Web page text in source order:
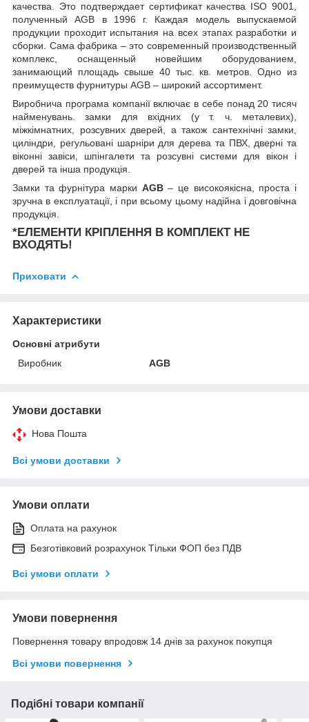
качества. Это подтверждает сертификат качества ISO 9001,
полученный AGB в 1996 г. Каждая модель выпускаемой
продукции проходит испытания на всех этапах разработки и
сборки. Сама фабрика – это современный производственный
комплекс, оснащенный новейшим оборудованием,
занимающий площадь свыше 40 тыс. кв. метров. Одно из
преимуществ фурнитуры AGB – широкий ассортимент.
Виробнича програма компанії включає в себе понад 20 тисяч
найменувань. замки для вхідних (у т. ч. металевих),
міжкімнатних, розсувних дверей, а також сантехнічні замки,
циліндри, регульовані шарніри для дерева та ПВХ, дверні та
віконні завіси, шпінгалети та розсувні системи для вікон і
дверей та інша продукція.
Замки та фурнітура марки AGB– це високоякісна, проста і
зручна в експлуатації, і при всьому цьому надійна і довговічна
продукція.
*ЕЛЕМЕНТИ КРІПЛЕННЯ В КОМПЛЕКТ НЕ
ВХОДЯТЬ!
Приховати
Характеристики
Основні атрибути
Виробник
AGB
Умови доставки
Нова Пошта
Всі умови доставки
Умови оплати
Оплата на рахунок
Безготівковий розрахунок Тільки ФОП без ПДВ
Всі умови оплати
Умови повернення
Повернення товару впродовж 14 днів за рахунок покупця
Всі умови повернення
Подібні товари компанії